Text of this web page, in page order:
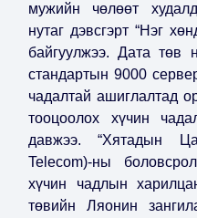
мужийн чөлөөт
нутаг дэвсгэрт “Нэг
байгуулжээ. Дата төв
стандартын 9000
чадалтай ашиглалтад
тооцоолох хүчин
давжээ. “Хятадын
Telecom)-ны
хүчин чадлын
төвийн Ляонин